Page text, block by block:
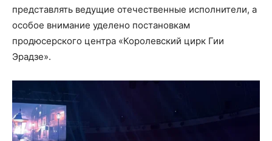
представлять ведущие отечественные исполнители, а
особое внимание уделено постановкам
продюсерского центра «Королевский цирк Гии
Эрадзе».